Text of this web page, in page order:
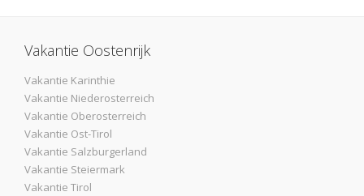
Vakantie Oostenrijk
Vakantie Karinthie
Vakantie Niederosterreich
Vakantie Oberosterreich
Vakantie Ost-Tirol
Vakantie Salzburgerland
Vakantie Steiermark
Vakantie Tirol